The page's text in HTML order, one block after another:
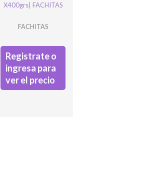
X400grs| FACHITAS
FACHITAS
Registrate o
ingresa para
ver el precio